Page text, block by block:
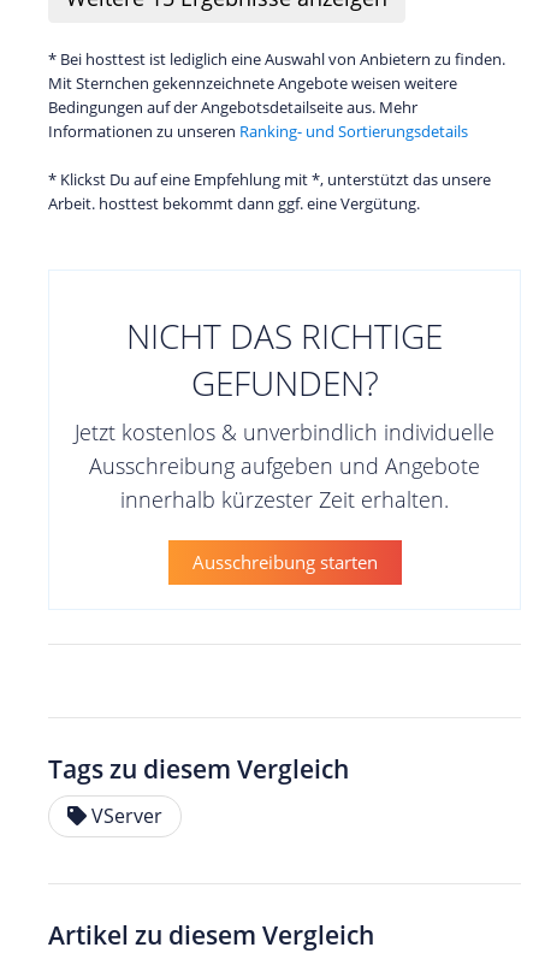
* Bei hosttest ist lediglich eine Auswahl von Anbietern zu finden.
Mit Sternchen gekennzeichnete Angebote weisen weitere
Bedingungen auf der Angebotsdetailseite aus. Mehr
Informationen zu unseren Ranking- und Sortierungsdetails
* Klickst Du auf eine Empfehlung mit *, unterstützt das unsere
Arbeit. hosttest bekommt dann ggf. eine Vergütung.
NICHT DAS RICHTIGE
GEFUNDEN?
Jetzt kostenlos & unverbindlich individuelle
Ausschreibung aufgeben und Angebote
innerhalb kürzester Zeit erhalten.
Ausschreibung starten
Tags zu diesem Vergleich
VServer
Artikel zu diesem Vergleich